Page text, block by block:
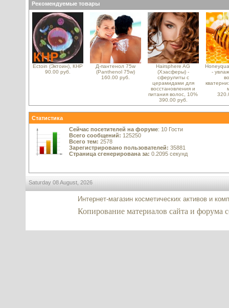
Рекомендуемые товары
Ectoin (Эктоин), КНР
90.00 руб.
Д-пантенол 75w
(Panthenol 75w)
160.00 руб.
Hairsphere AG
(Хэасферы) -
сферулиты с
церамидами для
восстановления и
питания волос, 10%
390.00 руб.
-
Статистика
Сейчас посетителей на форуме: 10 Гости
Всего сообщений: 125250
Всего тем: 2578
Зарегистрировано пользователей: 35881
Страница сгенерирована за: 0.2095 секунд
Saturday 08 August, 2026
Интернет-магазин косметических активов и
Копирование материалов сайта и форума